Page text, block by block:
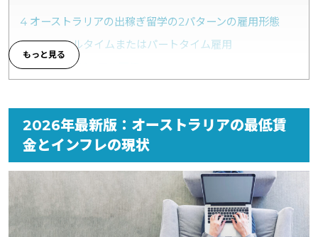
4 オーストラリアの出稼ぎ留学の2パターンの雇用形態
4.11. フルタイムまたはパートタイム雇用
4.22. カジュアル雇用
ミュレーション
5.1
3ヶ月オーストラリアで働いた場合の賃金
1年オーストラリアで働いた場合の賃金
6 オーストラリアへの出稼ぎ留学が人気な理由｜メリット
を解説
2026年最新版：オーストラリアの最低賃
金とインフレの現状